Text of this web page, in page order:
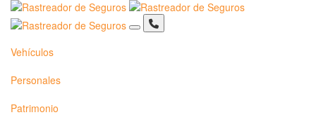
Vehículos
Personales
Patrimonio